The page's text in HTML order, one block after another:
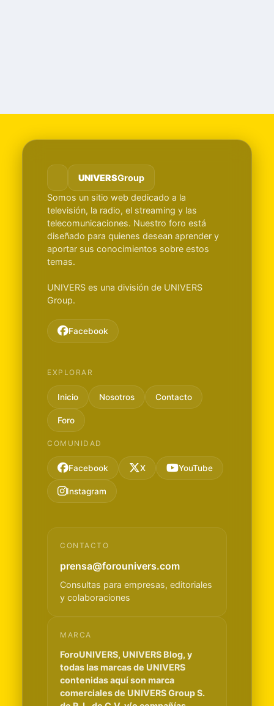
UNIVERSGroup
Somos un sitio web dedicado a la
televisión, la radio, el streaming y las
telecomunicaciones. Nuestro foro está
diseñado para quienes desean aprender y
aportar sus conocimientos sobre estos
temas.
UNIVERS es una división de UNIVERS
Group.
Facebook
EXPLORAR
Inicio Nosotros Contacto
Foro
COMUNIDAD
Facebook X YouTube
Instagram
CONTACTO
prensa@forounivers.com
Consultas para empresas, editoriales
y colaboraciones
MARCA
ForoUNIVERS, UNIVERS Blog, y
todas las marcas de UNIVERS
contenidas aquí son marca
comerciales de UNIVERS Group S.